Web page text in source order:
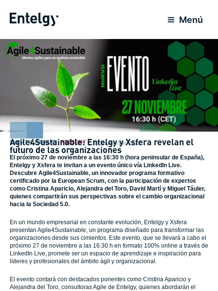
Menú
EVENT SUMMARY,PRESENT 19 November 2024
Agile4Sustainable: Entelgy y Xsfera revelan el
futuro de las organizaciones
El próximo 27 de noviembre a las 16:30 h (hora peninsular de España),
Entelgy y Xsfera te invitan a un evento único vía LinkedIn Live.
Descubre Agile4Sustainable, un innovador programa formativo
certificado por la European Scrum, con la participación de expertos
como Cristina Aparicio, Alejandra del Toro, David Martí y Miguel Táuler,
quienes compartirán sus perspectivas sobre el cambio organizacional
hacia la Sociedad 5.0.
En un mundo empresarial en constante evolución, Entelgy y Xsfera
presentan Agile4Sustainable, un programa diseñado para transformar las
organizaciones desde sus cimientos. Este evento, que se llevará a cabo el
próximo 27 de noviembre a las 16:30 h en formato 100% online a través de
LinkedIn Live, promete ser un espacio de aprendizaje e inspiración para
líderes y profesionales del ámbito ágil y organizacional.
El evento contará con destacados ponentes como Cristina Aparicio y
Alejandra del Toro, consultoras Agile de Entelgy, quienes abordarán el